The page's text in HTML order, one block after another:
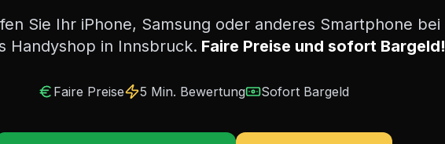
Sie Ihr iPhone, Samsung oder anderes Smartphone bei
Handyshop in Innsbruck. Faire Preise und sofort Bargeld!
Faire Preise 5 Min. Bewertung Sofort Bargeld